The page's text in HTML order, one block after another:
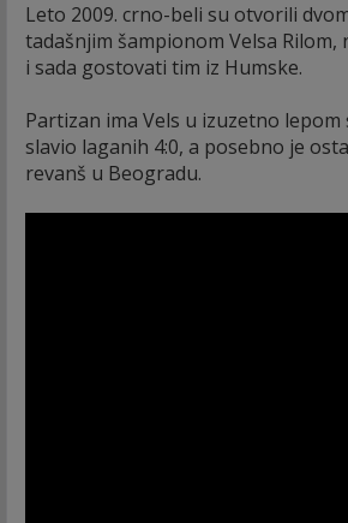
Leto 2009. crno-beli su otvorili
tadašnjim šampionom Velsa Rilom,
i sada gostovati tim iz Humske.
Partizan ima Vels u izuzetno lepom
slavio laganih 4:0, a posebno je
revanš u Beogradu.